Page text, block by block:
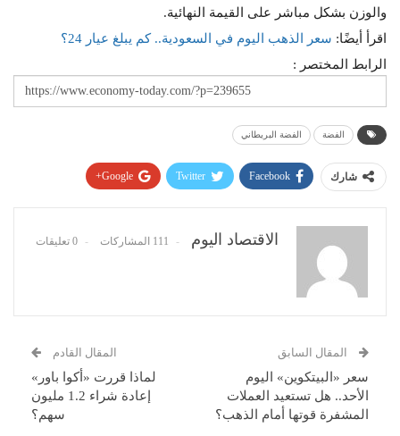
والوزن بشكل مباشر على القيمة النهائية.
اقرأ أيضًا: سعر الذهب اليوم في السعودية.. كم يبلغ عيار 24؟
الرابط المختصر :
الفضة الفضة البريطاني
شارك Facebook
Twitter
Google+
الاقتصاد اليوم 111 المشاركات 0 تعليقات
المقال السابق
سعر «البيتكوين» اليوم
الأحد.. هل تستعيد العملات
المشفرة قوتها أمام الذهب؟
المقال القادم
لماذا قررت «أكوا باور»
إعادة شراء 1.2 مليون
سهم؟